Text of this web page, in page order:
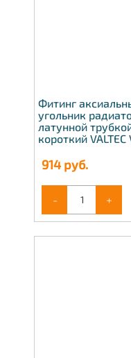
Фитинг
угольник
латунной
короткий VALTEC
914руб.
- +